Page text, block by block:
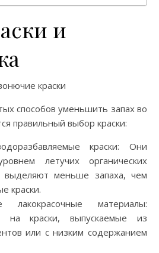
и
краски
способов уменьшить запах во
правильный выбор краски:
краски: Они
летучих органических
меньше запаха, чем
краски.
лакокрасочные материалы:
на краски, выпускаемые из
или с низким содержанием